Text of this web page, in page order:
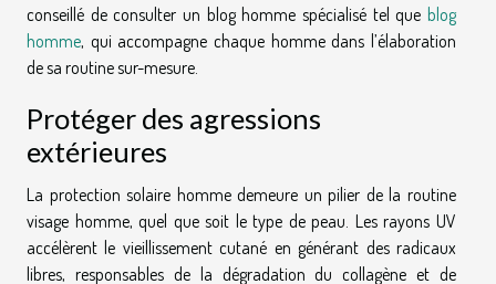
conseillé de consulter un blog homme spécialisé tel que blog
homme, qui accompagne chaque homme dans l’élaboration
de sa routine sur-mesure.
Protéger des agressions
extérieures
La protection solaire homme demeure un pilier de la routine
visage homme, quel que soit le type de peau. Les rayons UV
accélèrent le vieillissement cutané en générant des radicaux
libres, responsables de la dégradation du collagène et de